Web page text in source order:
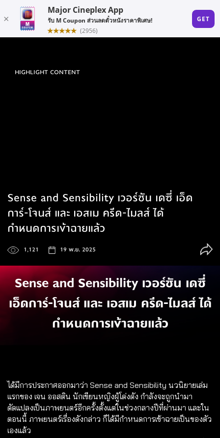
HIGHLIGHT CONTENT
Sense and Sensibility เวอร์ชัน เดซี่ เอ็ด
การ์-โจนส์ และ เอสเม ครีด-ไมลส์ ได้
กำหนดการเข้าฉายแล้ว
1,121 19 พ.ย. 2025
Sense and Sensibility เวอร์ชัน เดซี่
เอ็ดการ์-โจนส์ และ เอสเม ครีด-ไมลส์ ได้
กำหนดการเข้าฉายแล้ว
ได้มีการประกาศออกมาว่า Sense and Sensibility นวนิยายเล่ม
แรกของ เจน ออสติน นักเขียนหญิงผู้โด่งดัง กำลังจะถูกนำมา
ดัดแปลงเป็นภาพยนตร์อีกครั้งตั้งแต่ในช่วงกลางปีที่ผ่านมา และใน
ตอนนี้ ภาพยนตร์เรื่องดังกล่าว ก็ได้มีกำหนดการเข้าฉายเป็นของตัว
เองแล้ว